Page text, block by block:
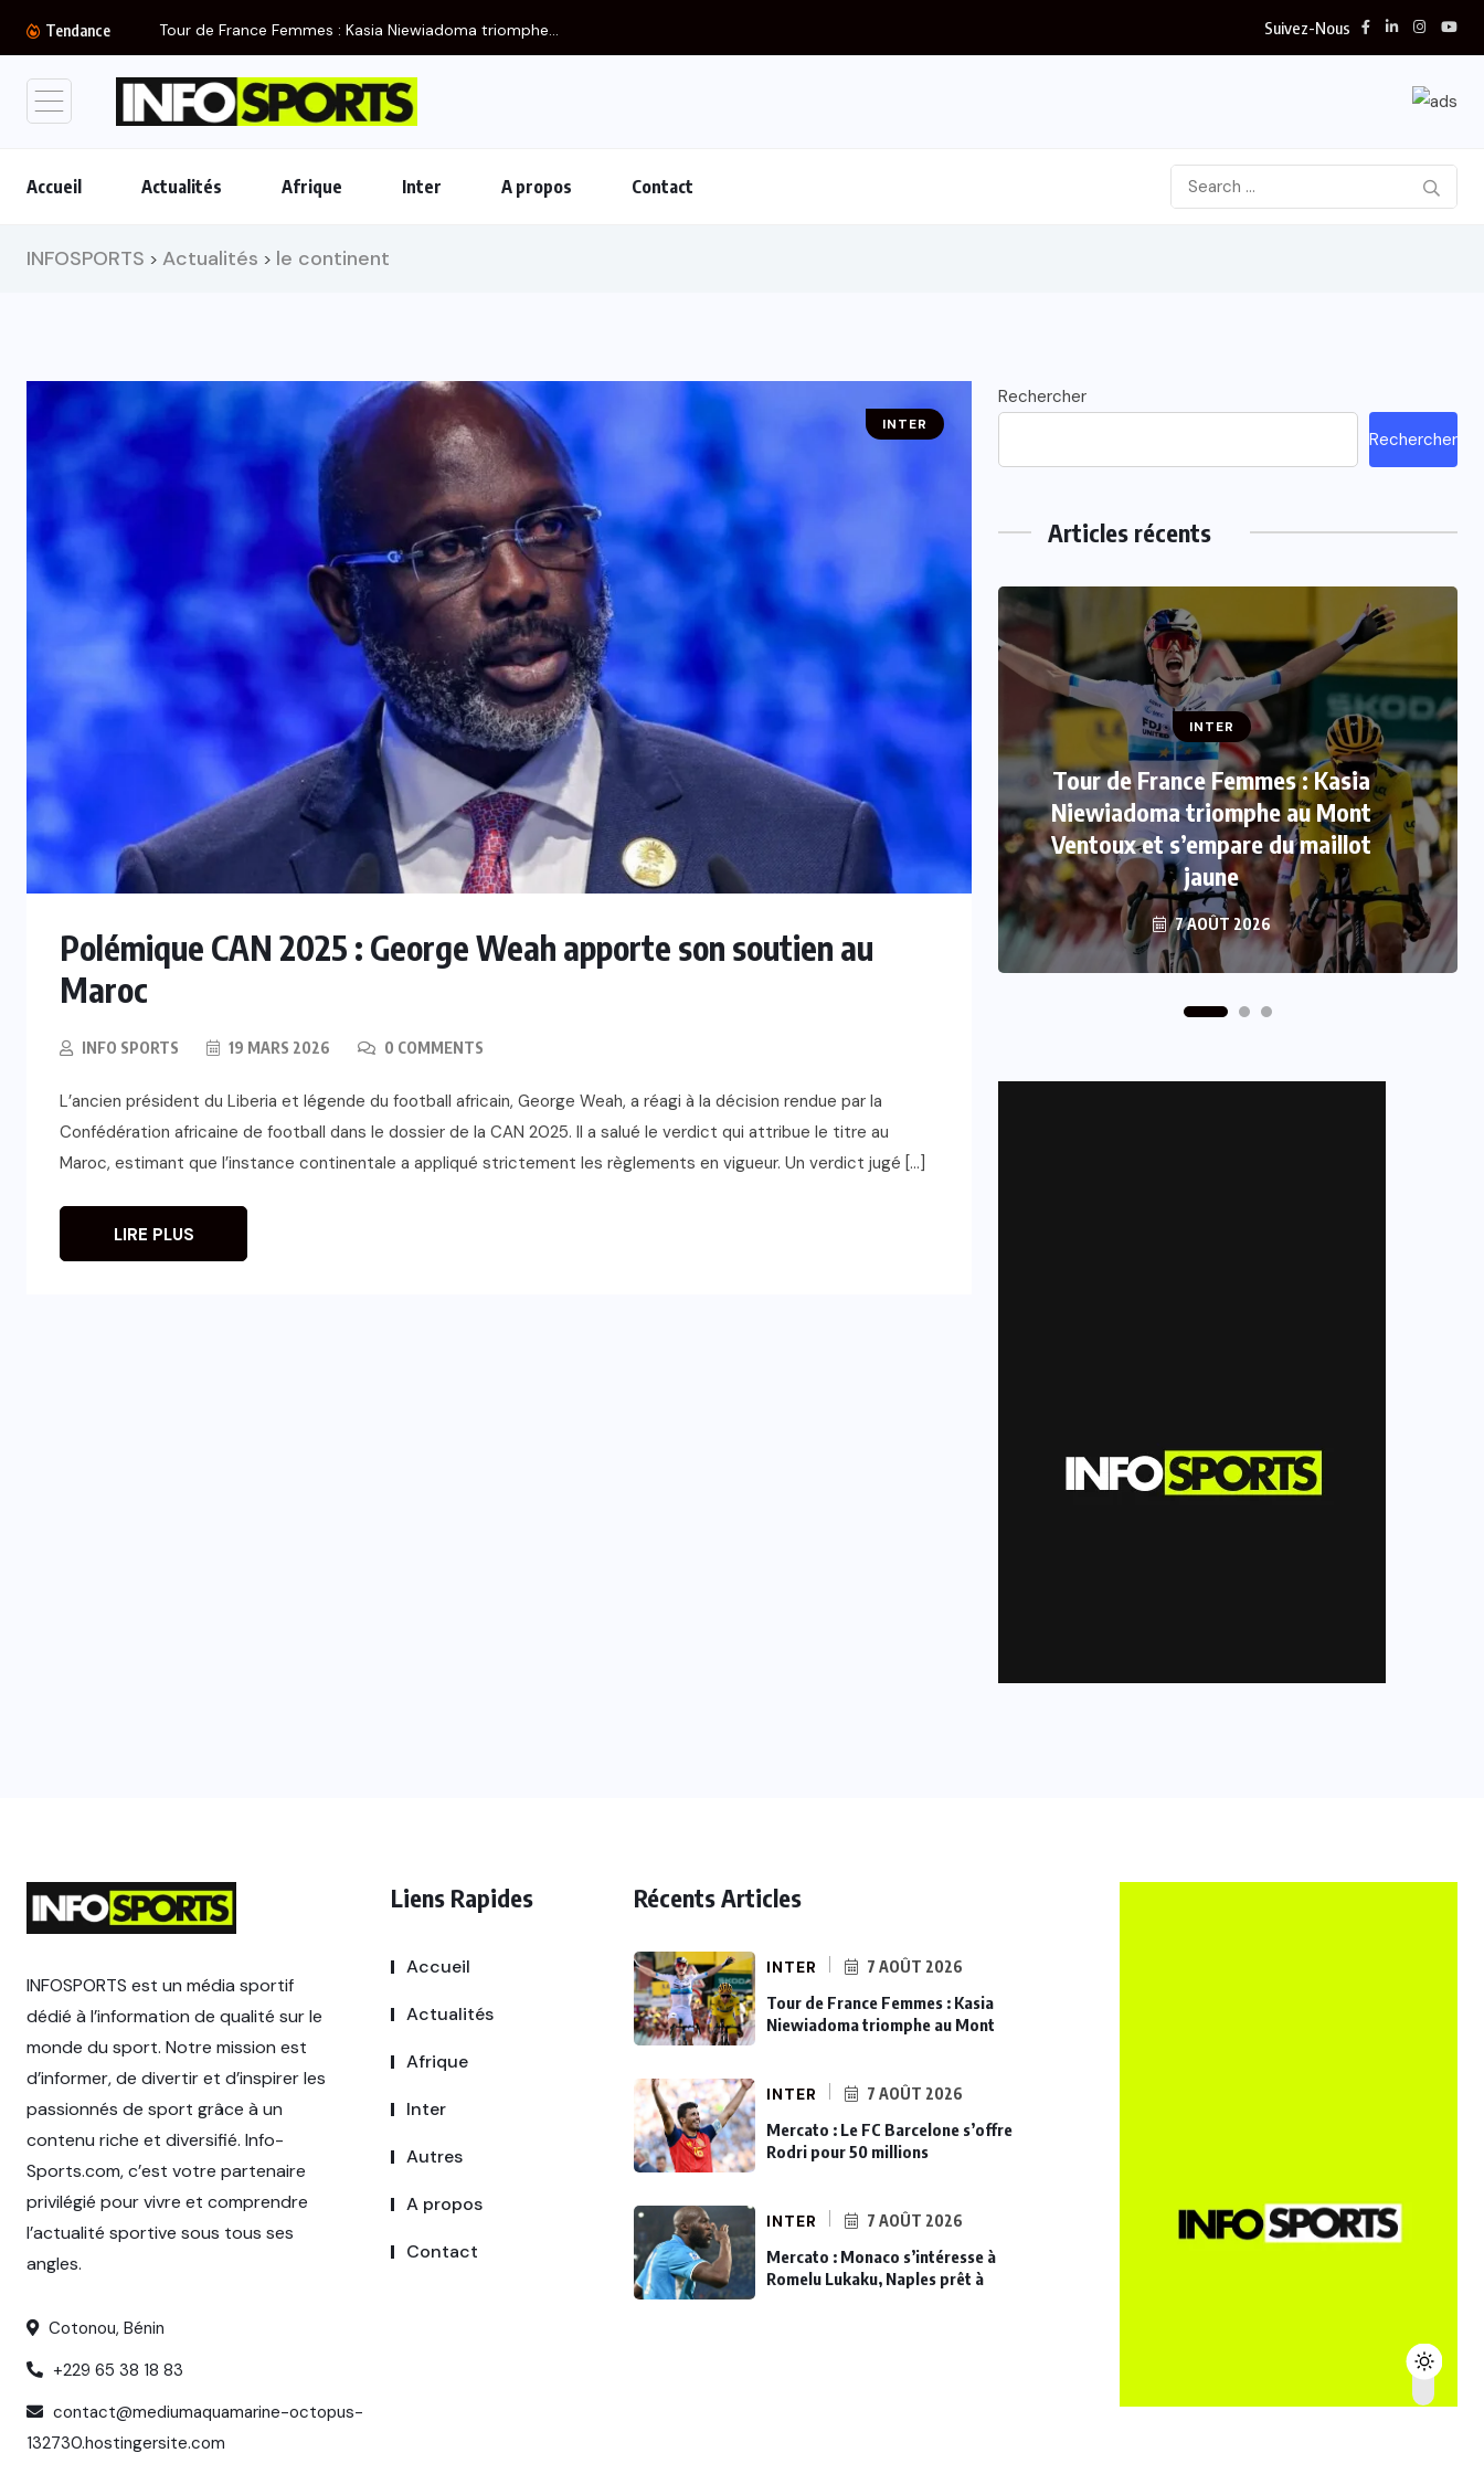
Tendance Tour de France Femmes : Kasia Niewiadoma triomphe... Suivez-Nous
Accueil Actualités Afrique Inter A propos Contact
INFOSPORTS > Actualités > le continent
INTER
Polémique CAN 2025 : George Weah apporte son soutien au
Maroc
INFO SPORTS 19 MARS 2026 0 COMMENTS
L’ancien président du Liberia et légende du football africain, George Weah, a réagi à la décision rendue par la
Confédération africaine de football dans le dossier de la CAN 2025. Il a salué le verdict qui attribue le titre au
Maroc, estimant que l’instance continentale a appliqué strictement les règlements en vigueur. Un verdict jugé […]
LIRE PLUS
Rechercher
Rechercher
Articles récents
INTER
Mercato : Monaco s’intéresse à
Romelu Lukaku, Naples prêt à le
laisser partir
INTER
Tour de France Femmes : Kasia
Niewiadoma triomphe au Mont
Ventoux et s’empare du maillot
jaune
7 AOÛT 2026
INTER
Mercato : Le FC Barcelone s’offre
Rodri pour 50 millions d’euros
7 AOÛT 2026
INFOSPORTS est un média sportif
dédié à l’information de qualité sur le
monde du sport. Notre mission est
d’informer, de divertir et d’inspirer les
passionnés de sport grâce à un
contenu riche et diversifié. Info-
Sports.com, c’est votre partenaire
privilégié pour vivre et comprendre
l’actualité sportive sous tous ses
angles.
Cotonou, Bénin
+229 65 38 18 83
contact@mediumaquamarine-octopus-
132730.hostingersite.com
Liens Rapides
Accueil
Actualités
Afrique
Inter
Autres
A propos
Contact
Récents Articles
INTER 7 AOÛT 2026
Tour de France Femmes : Kasia
Niewiadoma triomphe au Mont
INTER 7 AOÛT 2026
Mercato : Le FC Barcelone s’offre
Rodri pour 50 millions
INTER 7 AOÛT 2026
Mercato : Monaco s’intéresse à
Romelu Lukaku, Naples prêt à